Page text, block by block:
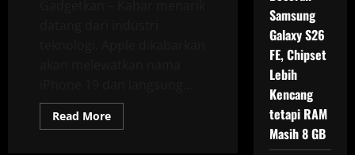
Read MoreRead
more
Samsung
Galaxy S26
FE, Chipset
Lebih
Kencang
tetapi RAM
Masih 8 GB